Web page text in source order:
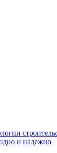
и надежно